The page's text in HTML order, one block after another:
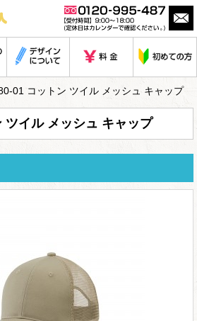
01 コットン ツイル メッシュ キャップ
ツイル メッシュ キャップ